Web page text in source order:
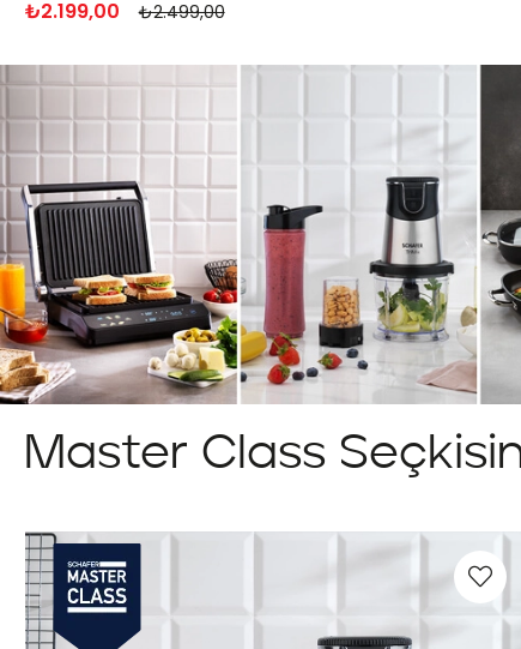
₺599,00
₺699,00
Master Class